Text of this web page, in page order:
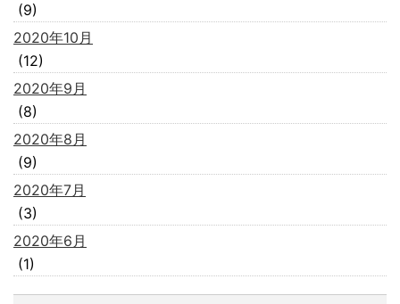
(9)
2020年10月
(12)
2020年9月
(8)
2020年8月
(9)
2020年7月
(3)
2020年6月
(1)